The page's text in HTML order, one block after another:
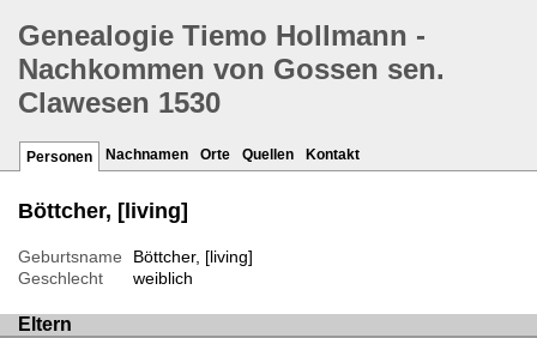
Genealogie Tiemo Hollmann -
Nachkommen von Gossen sen.
Clawesen 1530
Personen Nachnamen Orte Quellen Kontakt
Böttcher, [living]
Geburtsname
Böttcher, [living]
Geschlecht
weiblich
Eltern